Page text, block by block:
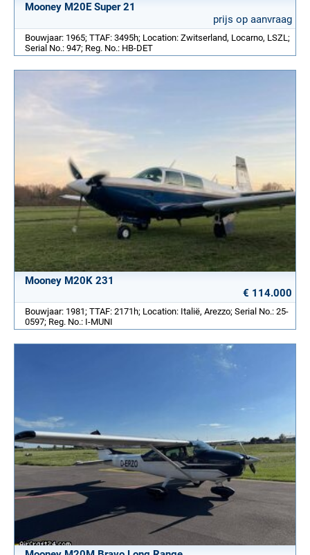
Mooney M20E Super 21
prijs op aanvraag
Bouwjaar: 1965; TTAF: 3495h; Location: Zwitserland, Locarno, LSZL;
Serial No.: 947; Reg. No.: HB-DET
Mooney M20K 231
€ 114.000
Bouwjaar: 1981; TTAF: 2171h; Location: Italië, Arezzo; Serial No.: 25-
0597; Reg. No.: I-MUNI